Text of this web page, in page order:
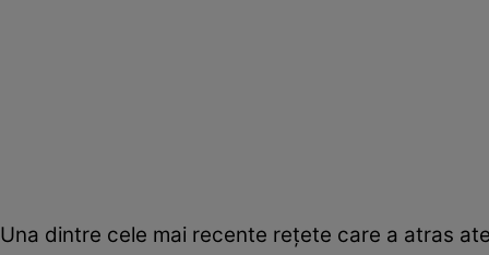
Una dintre cele mai recente rețete care a atras